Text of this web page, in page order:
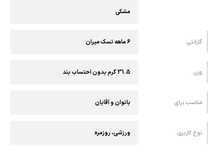
مشکی
گارانتی 6 ماهه تسک میران
وزن 31.5 گرم بدون احتساب بند
مناسب برای بانوان و آقایان
نوع کاربری ورزشی، روزمره